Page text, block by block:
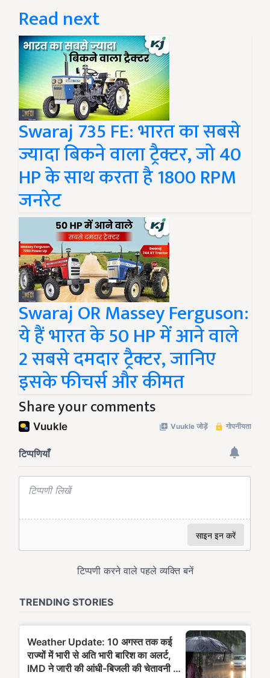
Read next
Swaraj 735 FE: भारत का सबसे
ज्यादा बिकने वाला ट्रैक्टर, जो 40
HP के साथ करता है 1800 RPM
जनरेट
Swaraj OR Massey Ferguson:
ये हैं भारत के 50 HP में आने वाले
2 सबसे दमदार ट्रैक्टर, जानिए
इसके फीचर्स और कीमत
Share your comments